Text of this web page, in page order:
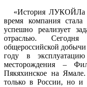
«История ЛУКОЙЛа –
время компания
успешно реализует
отраслью.
общероссийской
году в
месторождения –
Пякяхинское на
только в России, но и